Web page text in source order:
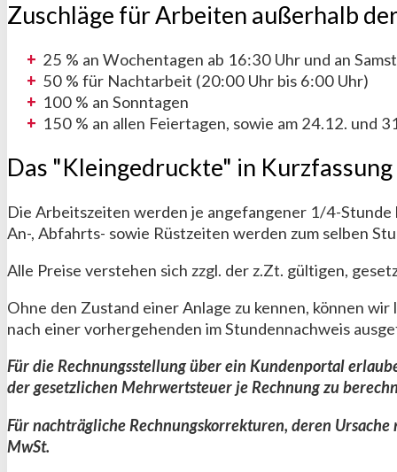
Zuschläge für Arbeiten außerhalb
25 % an Wochentagen ab 16:30 Uhr und an
50 % für Nachtarbeit (20:00 Uhr bis 6:00 Uhr)
100 % an Sonntagen
150 % an allen Feiertagen, sowie am 24.12. und
Das "Kleingedruckte" in Kurzfassung
Die Arbeitszeiten werden je angefangener 1/4-Stunde
An-, Abfahrts- sowie Rüstzeiten werden zum selben
Alle Preise verstehen sich zzgl. der z.Zt. gültigen,
Ohne den Zustand einer Anlage zu kennen, können
nach einer vorhergehenden im Stundennachweis
Für die Rechnungsstellung über ein Kundenportal
der gesetzlichen Mehrwertsteuer je Rechnung zu
Für nachträgliche Rechnungskorrekturen, deren
MwSt.